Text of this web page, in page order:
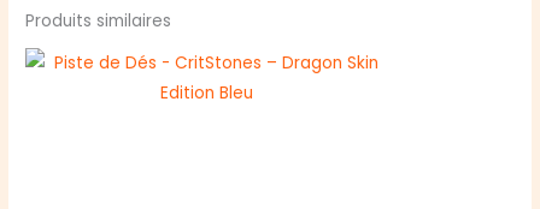
Produits similaires